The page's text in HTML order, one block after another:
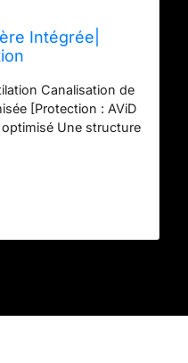
Intégrée|
Canalisation de
[Protection : AViD
Une structure
Fit ajustable qui
une molette qui
de coque : Coque
coque en plastique
aux choques.
SLF (Superior